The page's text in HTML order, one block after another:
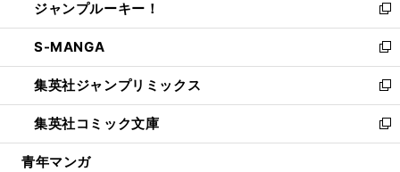
く
で
開
く
ド
ウ
で
開
く
ィ
ン
ド
ウ
で
開
く
い
ウ
ィ
ン
ド
ウ
で
開
ジャンプルーキー！
新
し
い
ウ
ィ
ン
ド
ウ
S-MANGA
新
し
い
ウ
ィ
ン
集英社ジャンプリミックス
新
し
い
ウ
集英社コミック文庫
新
し
青年マンガ